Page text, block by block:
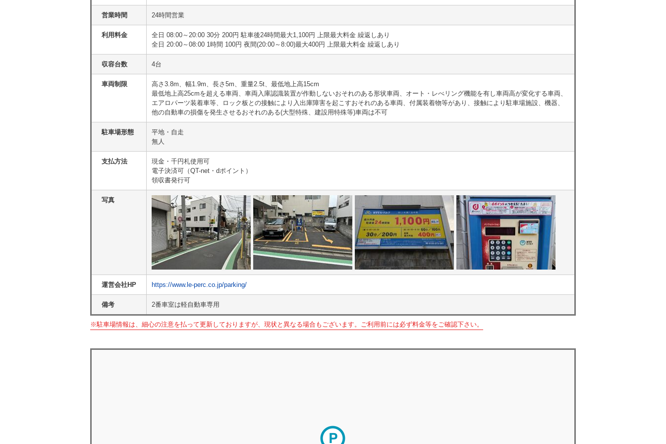
営業時間 24時間営業
利用料金
全日 08:00～20:00 30分 200円 駐車後24時間最大1,100円 上限最大料金 繰返しあり
全日 20:00～08:00 1時間 100円 夜間(20:00～8:00)最大400円 上限最大料金 繰返しあり
収容台数 4台
車両制限
高さ3.8m、幅1.9m、長さ5m、重量2.5t、最低地上高15cm
最低地上高25cmを超える車両、車両入庫認識装置が作動しないおそれのある形状車両、オート・レべリング機能を有し車両高が変化する車両、
エアロパーツ装着車等、ロック板との接触により入出庫障害を起こすおそれのある車両、付属装着物等があり、接触により駐車場施設、機器、
他の自動車の損傷を発生させるおそれのある(大型特殊、建設用特殊等)車両は不可
駐車場形態
平地・自走
無人
支払方法
現金・千円札使用可
電子決済可（QT-net・dポイント）
領収書発行可
写真
運営会社HP https://www.le-perc.co.jp/parking/
備考 2番車室は軽自動車専用
※駐車場情報は、細心の注意を払って更新しておりますが、現状と異なる場合もございます。ご利用前には必ず料金等をご確認下さい。